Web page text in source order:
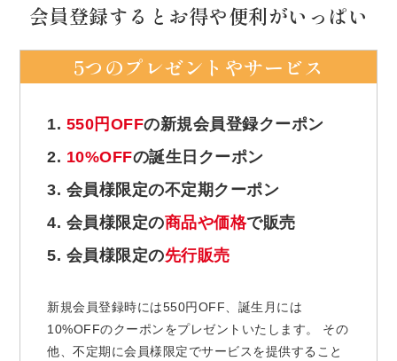
会員登録するとお得や便利がいっぱい
5つのプレゼントやサービス
1. 550円OFFの新規会員登録クーポン
2. 10%OFFの誕生日クーポン
3. 会員様限定の不定期クーポン
4. 会員様限定の商品や価格で販売
5. 会員様限定の先行販売
新規会員登録時には550円OFF、誕生月には
10%OFFのクーポンをプレゼントいたします。 その
他、不定期に会員様限定でサービスを提供すること